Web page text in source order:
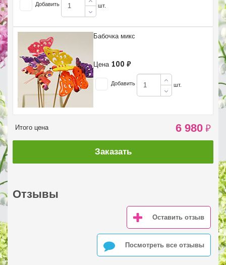
Добавить шт.
Бабочка микс
Цена 100 ₽
Добавить шт.
Итого цена 6 980 ₽
Заказать
Отзывы
Оставить отзыв
Посмотреть все отзывы